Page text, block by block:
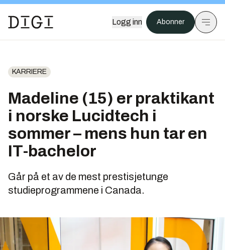
Logg inn Abonner
KARRIERE
Madeline (15) er praktikant
i norske Lucidtech i
sommer – mens hun tar en
IT-bachelor
Går på et av de mest prestisjetunge
studieprogrammene i Canada.